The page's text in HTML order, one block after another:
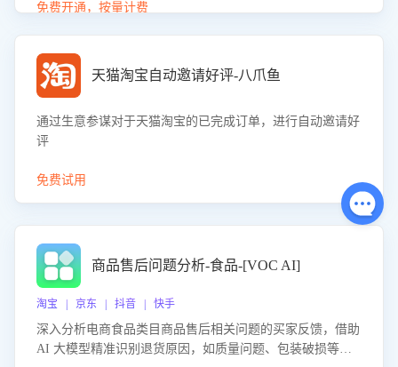
置差评防控，提升客户满意度。
免费开通，按量计费
天猫淘宝自动邀请好评-八爪鱼
通过生意参谋对于天猫淘宝的已完成订单，进行自动邀请好
评
免费试用
商品售后问题分析-食品-[VOC AI]
淘宝 | 京东 | 抖音 | 快手
深入分析电商食品类目商品售后相关问题的买家反馈，借助
AI 大模型精准识别退货原因，如质量问题、包装破损等，